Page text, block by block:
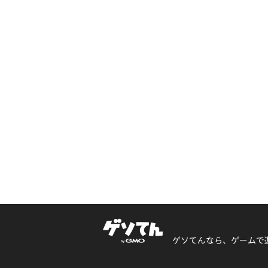
ゲソてんなら、ゲームで